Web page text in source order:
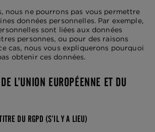
nous ne pourrons pas vous permettre
données personnelles. Par exemple,
sont liées aux données
personnes, ou pour des raisons
cas, nous vous expliquerons pourquoi
obtenir ces données.
L’UNION EUROPÉENNE ET DU
DU RGPD (S’IL Y A LIEU)